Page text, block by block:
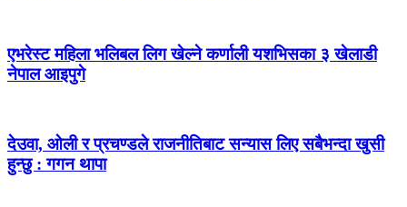
एभरेस्ट महिला भलिबल लिग खेल्ने कर्णाली यशभिसका ३ खेलाडी
नेपाल आइपुगे
देउवा, ओली र प्रचण्डले राजनीतिबाट सन्यास लिए सबैभन्दा खुसी
हुन्छु : गगन थापा